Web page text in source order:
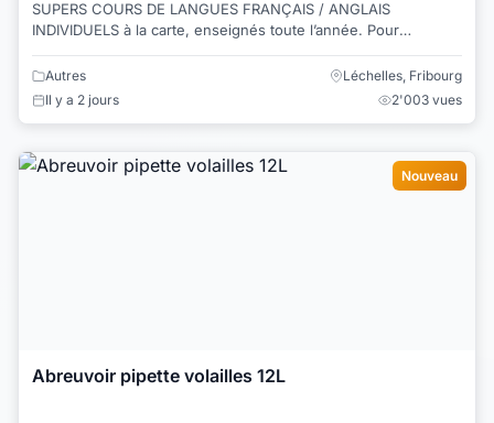
SUPERS COURS DE LANGUES FRANÇAIS / ANGLAIS
INDIVIDUELS à la carte, enseignés toute l’année. Pour
Autres
Léchelles, Fribourg
Il y a 2 jours
2'003 vues
Nouveau
Abreuvoir pipette volailles 12L